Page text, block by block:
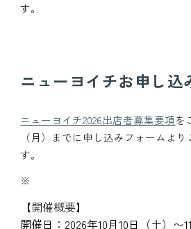
す。
ニューヨイチお申し込
ニューヨイチ2026出店者募集要項を
（月）までに申し込みフォームよ
す。
※
【開催概要】
開催日：2026年10月10日（土）〜